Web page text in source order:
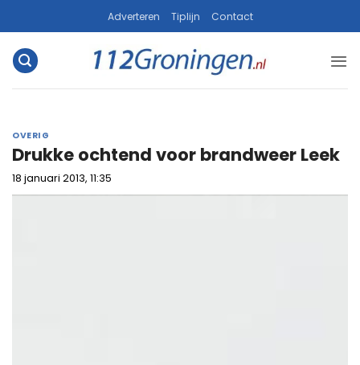
naar
inhoud
Adverteren Tiplijn Contact
OVERIG
Drukke ochtend voor brandweer Leek
18 januari 2013, 11:35